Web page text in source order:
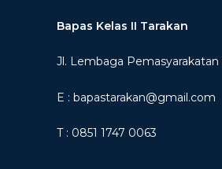
Bapas Kelas II Tarakan
Jl. Lembaga Pemasyarakatan
E : bapastarakan@gmail.com
T : 0851 1747 0063